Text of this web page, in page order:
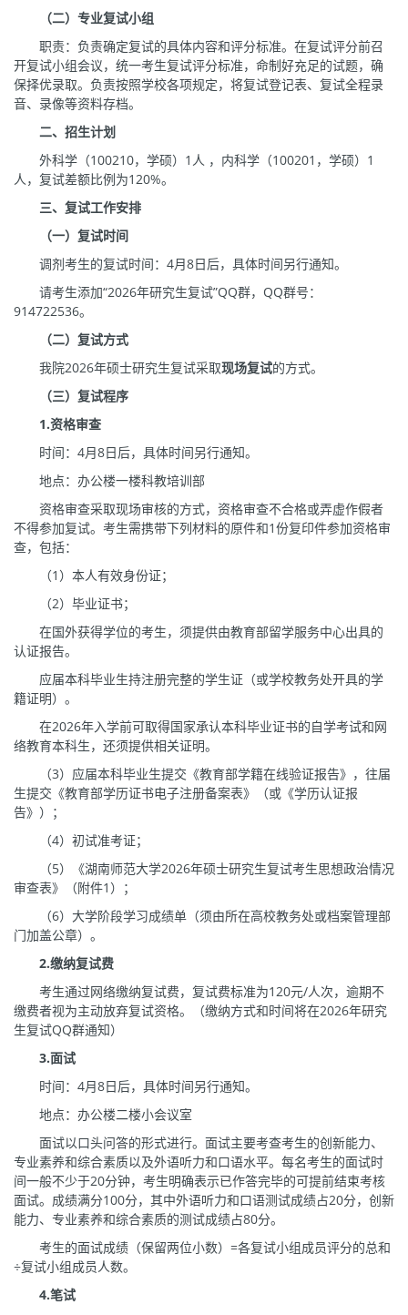
（二）专业复试小组
职责：负责确定复试的具体内容和评分标准。在复试评分前召
开复试小组会议，统一考生复试评分标准，命制好充足的试题，确
保择优录取。负责按照学校各项规定，将复试登记表、复试全程录
音、录像等资料存档。
二、招生计划
外科学（100210，学硕）1人 ，内科学（100201，学硕）1
人，复试差额比例为120%。
三、 复试工作安排
（一）复试时间
调剂考生的复试时间：4月8日后，具体时间另行通知。
请考生添加“2026年研究生复试”QQ群，QQ群号：
914722536。
（二）复试方式
我院2026年硕士研究生复试采取现场复试的方式。
（三） 复试程序
1.资格审查
时间：4月8日后，具体时间另行通知。
地点：办公楼一楼科教培训部
资格审查采取现场审核的方式，资格审查不合格或弄虚作假者
不得参加复试。考生需携带下列材料的原件和1份复印件参加资格审
查，包括：
（1）本人有效身份证；
（2）毕业证书；
在国外获得学位的考生，须提供由教育部留学服务中心出具的
认证报告。
应届本科毕业生持注册完整的学生证（或学校教务处开具的学
籍证明）。
在2026年入学前可取得国家承认本科毕业证书的自学考试和网
络教育本科生，还须提供相关证明。
（3）应届本科毕业生提交《教育部学籍在线验证报告》，往届
生提交《教育部学历证书电子注册备案表》（或《学历认证报
告》）；
（4）初试准考证；
（5）《湖南师范大学2026年硕士研究生复试考生思想政治情况
审查表》（附件1）；
（6）大学阶段学习成绩单（须由所在高校教务处或档案管理部
门加盖公章）。
2.缴纳复试费
考生通过网络缴纳复试费，复试费标准为120元/人次，逾期不
缴费者视为主动放弃复试资格。（缴纳方式和时间将在2026年研究
生复试QQ群通知）
3.面试
时间：4月8日后，具体时间另行通知。
地点：办公楼二楼小会议室
面试以口头问答的形式进行。面试主要考查考生的创新能力、
专业素养和综合素质以及外语听力和口语水平。每名考生的面试时
间一般不少于20分钟，考生明确表示已作答完毕的可提前结束考核
面试。成绩满分100分，其中外语听力和口语测试成绩占20分，创新
能力、专业素养和综合素质的测试成绩占80分。
考生的面试成绩（保留两位小数）=各复试小组成员评分的总和
÷复试小组成员人数。
4.笔试